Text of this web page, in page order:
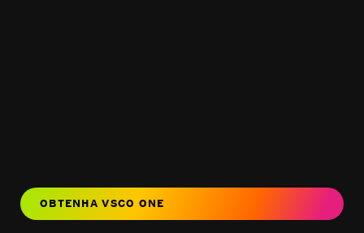
OBTENHA VSCO ONE